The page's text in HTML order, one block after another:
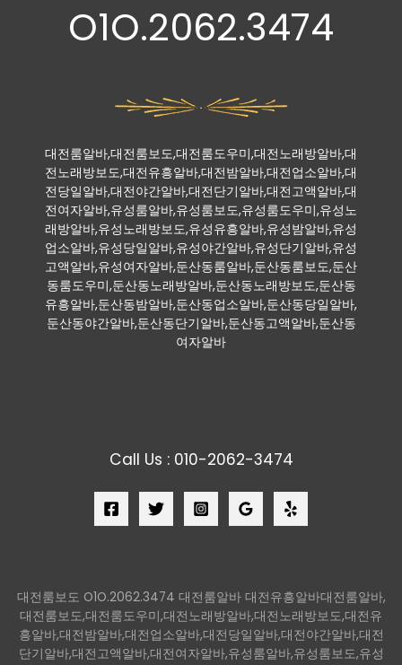
O1O.2062.3474
대전룸알바,대전룸보도,대전룸도우미,대전노래방알바,대
전노래방보도,대전유흥알바,대전밤알바,대전업소알바,대
전당일알바,대전야간알바,대전단기알바,대전고액알바,대
전여자알바,유성룸알바,유성룸보도,유성룸도우미,유성노
래방알바,유성노래방보도,유성유흥알바,유성밤알바,유성
업소알바,유성당일알바,유성야간알바,유성단기알바,유성
고액알바,유성여자알바,둔산동룸알바,둔산동룸보도,둔산
동룸도우미,둔산동노래방알바,둔산동노래방보도,둔산동
유흥알바,둔산동밤알바,둔산동업소알바,둔산동당일알바,
둔산동야간알바,둔산동단기알바,둔산동고액알바,둔산동
여자알바
Call Us : 010-2062-3474
대전룸보도 O1O.2062.3474 대전룸알바 대전유흥알바대전룸알바,
대전룸보도,대전룸도우미,대전노래방알바,대전노래방보도,대전유
흥알바,대전밤알바,대전업소알바,대전당일알바,대전야간알바,대전
단기알바,대전고액알바,대전여자알바,유성룸알바,유성룸보도,유성